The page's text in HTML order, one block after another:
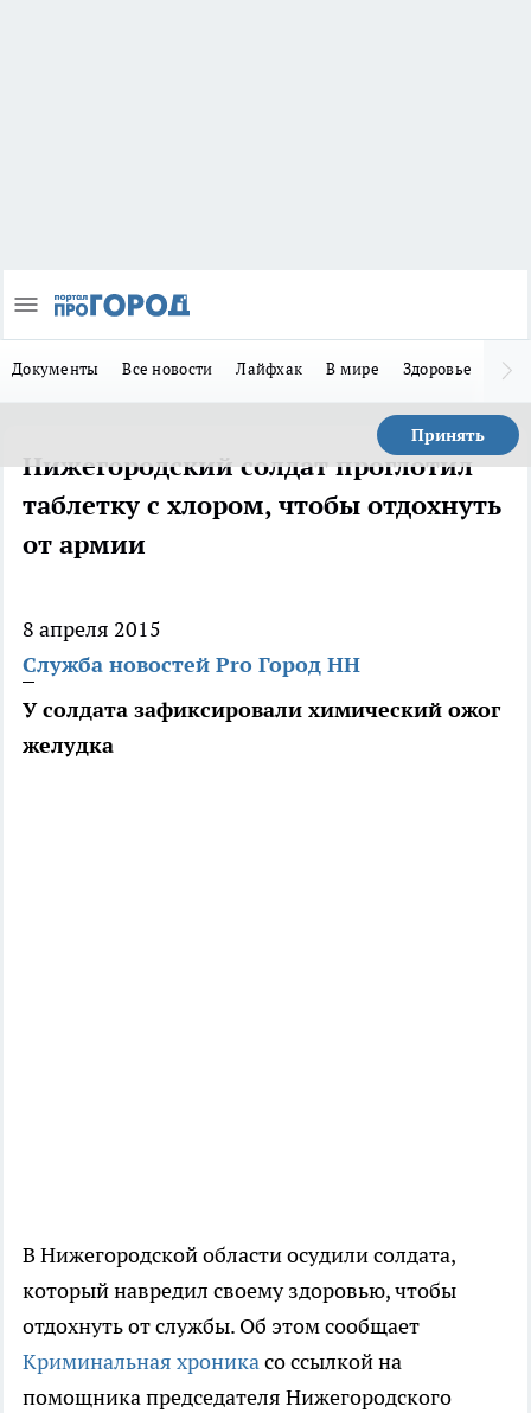
Документы Все новости Лайфхак В мире Здоровье
Принять
Нижегородский солдат проглотил
таблетку с хлором, чтобы отдохнуть
от армии
8 апреля 2015
Служба новостей Pro Город НН
У солдата зафиксировали химический ожог
желудка
В Нижегородской области осудили солдата,
который навредил своему здоровью, чтобы
отдохнуть от службы. Об этом сообщает
Криминальная хроникасо ссылкой на
помощника председателя Нижегородского